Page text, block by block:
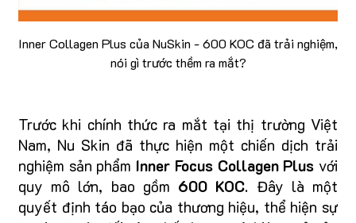
Inner Collagen Plus của NuSkin - 600 KOC đã trải nghiệm,
nói gì trước thềm ra mắt?
Trước khi chính thức ra mắt tại thị trường Việt
Nam, Nu Skin đã thực hiện một chiến dịch trải
nghiệm sản phẩm Inner Focus Collagen Plus với
quy mô lớn, bao gồm 600 KOC. Đây là một
quyết định táo bạo của thương hiệu, thể hiện sự